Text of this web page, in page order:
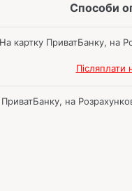
Способи
На картку ПриватБанку, на
Післяплати
на